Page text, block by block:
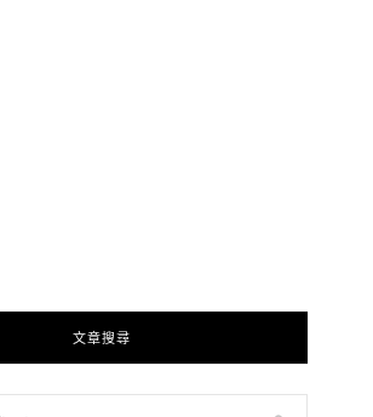
文章搜尋